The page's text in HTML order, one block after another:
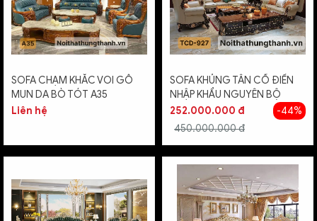
SOFA CHẠM KHẮC VOI GỖ
MUN DA BÒ TÓT A35
Liên hệ
SOFA KHỦNG TÂN CỔ ĐIỂN
NHẬP KHẨU NGUYÊN BỘ
252.000.000 đ
450.000.000 đ
-44%